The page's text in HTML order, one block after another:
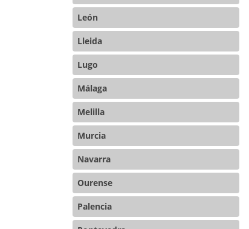
León
Lleida
Lugo
Málaga
Melilla
Murcia
Navarra
Ourense
Palencia